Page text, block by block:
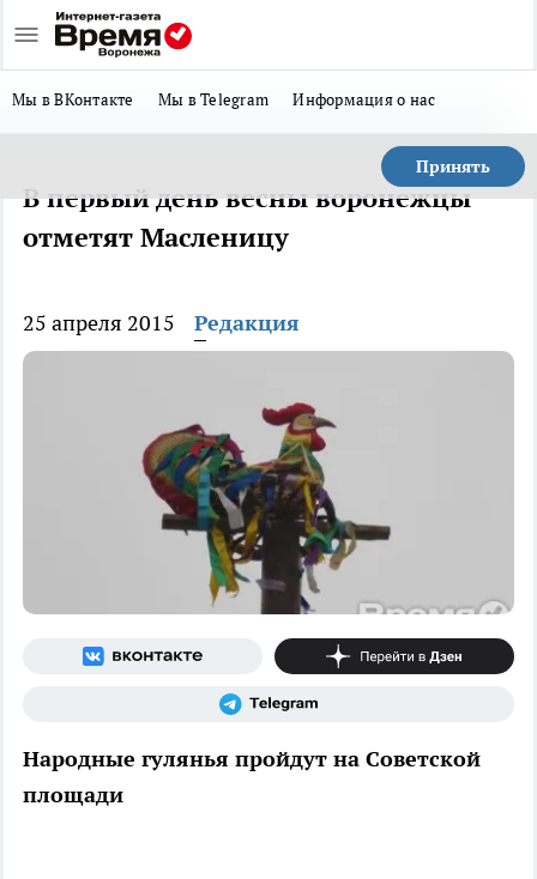
Мы в ВКонтакте Мы в Telegram Информация о нас
Принять
В первый день весны воронежцы
отметят Масленицу
25 апреля 2015 Редакция
Народные гулянья пройдут на Советской
площади